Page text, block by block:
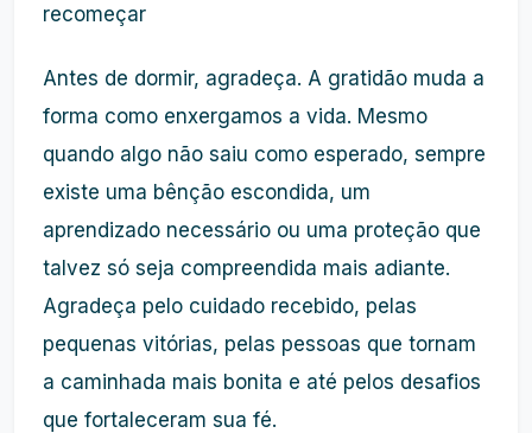
recomeçar
Antes de dormir, agradeça. A gratidão muda a
forma como enxergamos a vida. Mesmo
quando algo não saiu como esperado, sempre
existe uma bênção escondida, um
aprendizado necessário ou uma proteção que
talvez só seja compreendida mais adiante.
Agradeça pelo cuidado recebido, pelas
pequenas vitórias, pelas pessoas que tornam
a caminhada mais bonita e até pelos desafios
que fortaleceram sua fé.